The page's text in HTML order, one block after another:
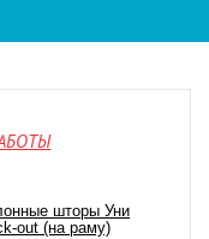
шторы Уни
out (на раму)